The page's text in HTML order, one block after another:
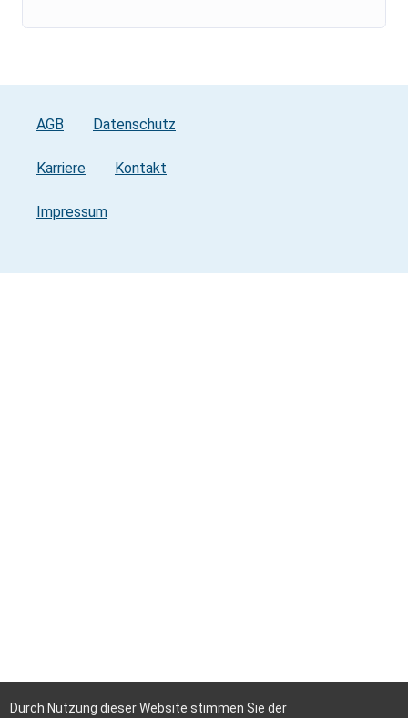
AGB Datenschutz
Karriere Kontakt
Impressum
Durch Nutzung dieser Website stimmen Sie der